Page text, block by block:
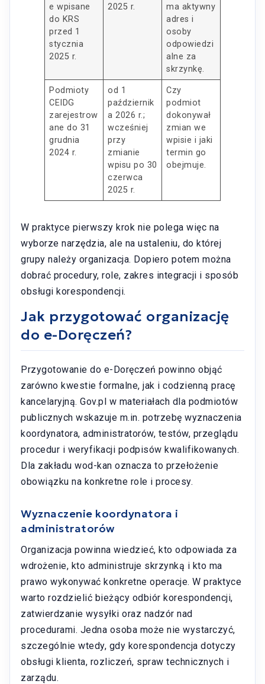
e wpisane
do KRS
przed 1
stycznia
2025 r.
2025 r.
ma aktywny
adres i
osoby
odpowiedzi
alne za
skrzynkę.
Podmioty
CEIDG
zarejestrow
ane do 31
grudnia
2024 r.
od 1
październik
a 2026 r.;
wcześniej
przy
zmianie
wpisu po 30
czerwca
2025 r.
Czy
podmiot
dokonywał
zmian we
wpisie i jaki
termin go
obejmuje.
W praktyce pierwszy krok nie polega więc na
wyborze narzędzia, ale na ustaleniu, do której
grupy należy organizacja. Dopiero potem można
dobrać procedury, role, zakres integracji i sposób
obsługi korespondencji.
Jak przygotować organizację
do e-Doręczeń?
Przygotowanie do e-Doręczeń powinno objąć
zarówno kwestie formalne, jak i codzienną pracę
kancelaryjną. Gov.pl w materiałach dla podmiotów
publicznych wskazuje m.in. potrzebę wyznaczenia
koordynatora, administratorów, testów, przeglądu
procedur i weryfikacji podpisów kwalifikowanych.
Dla zakładu wod-kan oznacza to przełożenie
obowiązku na konkretne role i procesy.
Wyznaczenie koordynatora i
administratorów
Organizacja powinna wiedzieć, kto odpowiada za
wdrożenie, kto administruje skrzynką i kto ma
prawo wykonywać konkretne operacje. W praktyce
warto rozdzielić bieżący odbiór korespondencji,
zatwierdzanie wysyłki oraz nadzór nad
procedurami. Jedna osoba może nie wystarczyć,
szczególnie wtedy, gdy korespondencja dotyczy
obsługi klienta, rozliczeń, spraw technicznych i
zarządu.